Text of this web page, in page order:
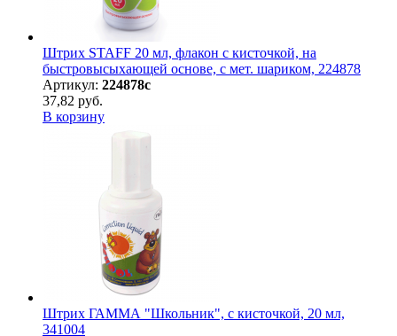
Штрих STAFF 20 мл, флакон с кисточкой, на
быстровысыхающей основе, с мет. шариком, 224878
Артикул: 224878с
37,82 руб.
В корзину
Штрих ГАММА "Школьник", с кисточкой, 20 мл,
341004